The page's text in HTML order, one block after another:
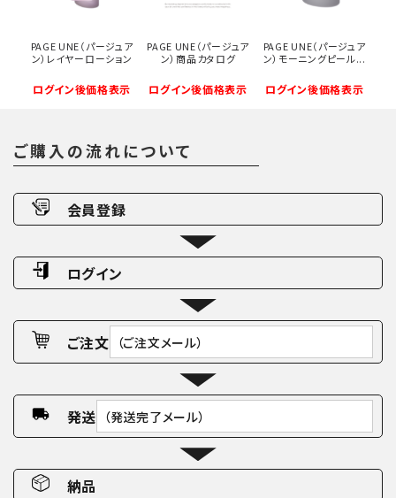
PAGE UNE（パージュア
ン）レイヤーローション
ログイン後価格表示
PAGE UNE（パージュア
ン）商品カタログ
ログイン後価格表示
PAGE UNE（パージュア
ン）モーニングピール...
ログイン後価格表示
ご購入の流れについて
会員登録
ログイン
ご注文 （ご注文メール）
発送 （発送完了メール）
納品